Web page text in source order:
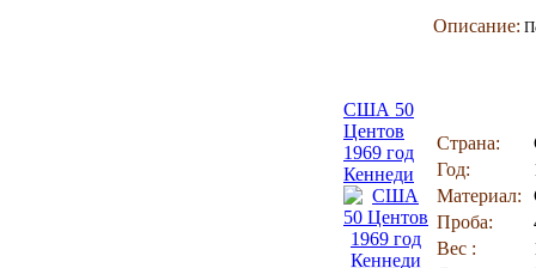
Описание:
США 50
Центов
1969 год
Кеннеди
Страна:
Год:
Материал:
Проба:
Вес :